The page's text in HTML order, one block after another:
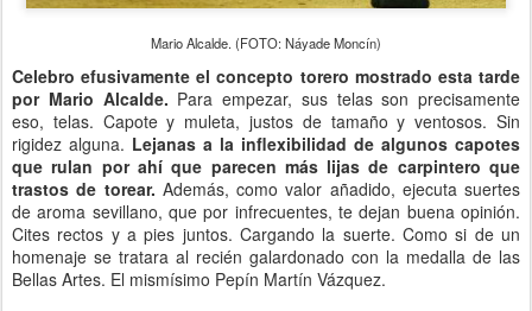
Mario Alcalde. (FOTO: Náyade Moncín)
Celebro efusivamente el concepto torero mostrado esta tarde
por Mario Alcalde. Para empezar, sus telas son precisamente
eso, telas. Capote y muleta, justos de tamaño y ventosos. Sin
rigidez alguna. Lejanas a la inflexibilidad de algunos capotes
que rulan por ahí que parecen más lijas de carpintero que
trastos de torear. Además, como valor añadido, ejecuta suertes
de aroma sevillano, que por infrecuentes, te dejan buena opinión.
Cites rectos y a pies juntos. Cargando la suerte. Como si de un
homenaje se tratara al recién galardonado con la medalla de las
Bellas Artes. El mismísimo Pepín Martín Vázquez.